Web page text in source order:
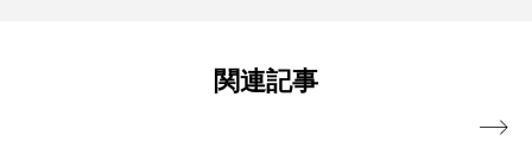
関連記事
